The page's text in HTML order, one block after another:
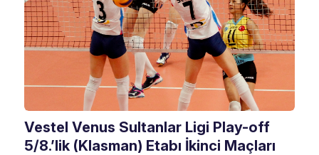
Vestel Venus Sultanlar Ligi Play-off
5/8.’lik (Klasman) Etabı İkinci Maçları